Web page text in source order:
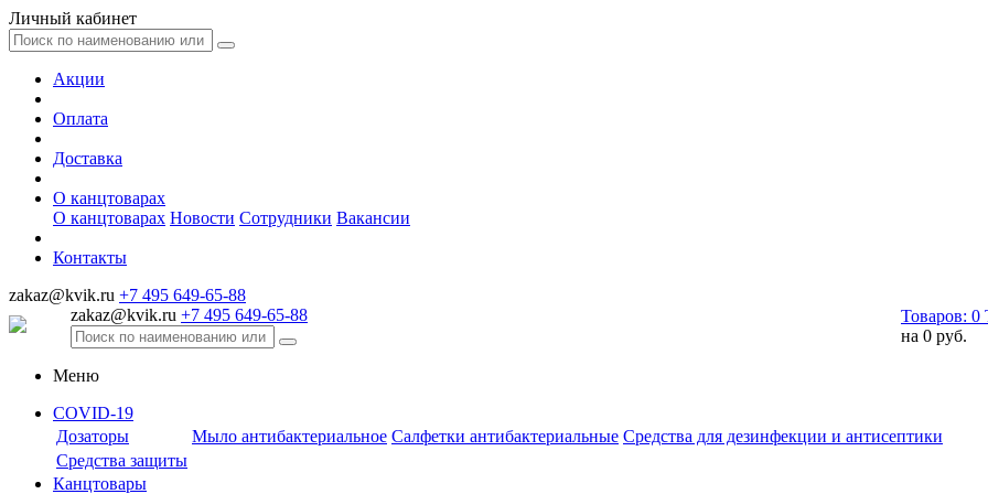
Личный кабинет
Акции
Оплата
Доставка
О канцтоварах
О канцтоварах Новости Сотрудники Вакансии
Контакты
zakaz@kvik.ru +7 495 649-65-88
zakaz@kvik.ru +7 495 649-65-88 Товаров: 0
на 0 руб.
Меню
COVID-19
Дозаторы
Мыло антибактериальное Салфетки антибактериальные Средства для дезинфекции и антисептики
Средства защиты
Канцтовары